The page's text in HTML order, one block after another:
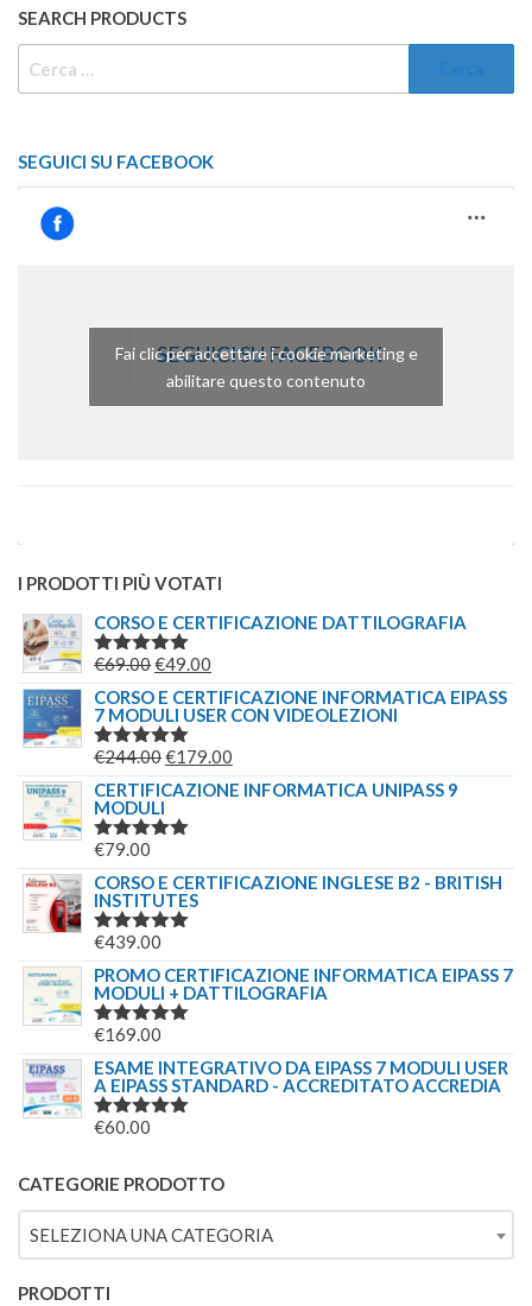
SEARCH PRODUCTS
SEGUICI SU FACEBOOK
SEGUICI SU FACEBOOK
Fai clic per accettare i cookie marketing e
abilitare questo contenuto
I PRODOTTI PIÙ VOTATI
CORSO E CERTIFICAZIONE DATTILOGRAFIA
VALUTATO
€69.00IL
PREZZO
ORIGINALE
ERA:
€49.00
PREZZO
ATTUALE
È:
CORSO E CERTIFICAZIONE INFORMATICA EIPASS
7 MODULI USER CON VIDEOLEZIONI
VALUTATO
€244.00IL
PREZZO
ERA:
€179.00
PREZZO
CERTIFICAZIONE INFORMATICA UNIPASS 9
MODULI
VALUTATO
€79.00
CORSO E CERTIFICAZIONE INGLESE B2 - BRITISH
INSTITUTES
VALUTATO
€439.00
PROMO CERTIFICAZIONE INFORMATICA EIPASS 7
MODULI + DATTILOGRAFIA
VALUTATO
€169.00
ESAME INTEGRATIVO DA EIPASS 7 MODULI USER
A EIPASS STANDARD - ACCREDITATO ACCREDIA
VALUTATO
€60.00
CATEGORIE PRODOTTO
SELEZIONA UNA CATEGORIA
PRODOTTI